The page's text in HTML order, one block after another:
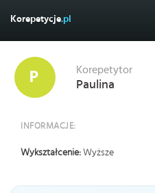
Korepetycje.pl
Korepetytor
Paulina
INFORMACJE:
Wykształcenie: Wyższe